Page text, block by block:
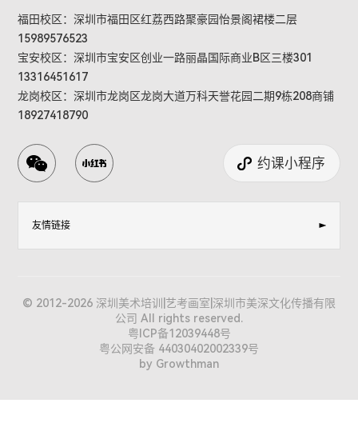
福田校区：深圳市福田区红荔西路聚豪园怡景阁裙楼二层
15989576523
宝安校区：深圳市宝安区创业一路丽晶国际商业B区三楼301
13316451617
龙岗校区：深圳市龙岗区龙岗大道万科天誉花园二期9栋208商铺
18927418790
约课小程序
© 2012-2026 深圳美术培训|艺考画室|深圳市美深文化传播有限
公司 All rights reserved.
粤ICP备12039448号
粤公网安备 44030402002339号
by Growthman
友情链接